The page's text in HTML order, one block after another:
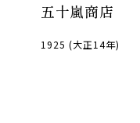
五十嵐商店
1925 (大正14年)